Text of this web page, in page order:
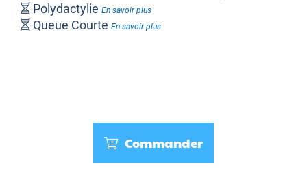
Polydactylie En savoir plus
Queue Courte En savoir plus
Commander